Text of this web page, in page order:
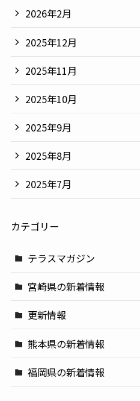
2026年2月
2025年12月
2025年11月
2025年10月
2025年9月
2025年8月
2025年7月
カテゴリー
テラスマガジン
宮崎県の新着情報
更新情報
熊本県の新着情報
福岡県の新着情報